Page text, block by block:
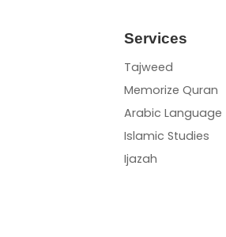
Services
Tajweed
Memorize Quran
Arabic Language
Islamic Studies
Ijazah